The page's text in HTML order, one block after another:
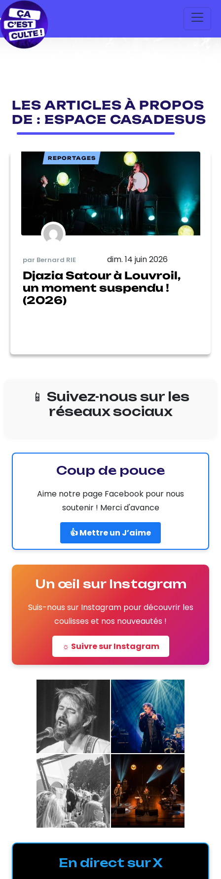
LES ARTICLES À PROPOS
DE : ESPACE CASADESUS
REPORTAGES
par Bernard RIE dim. 14 juin 2026
Djazia Satour à Louvroil,
un moment suspendu !
(2026)
📱 Suivez-nous sur les
réseaux sociaux
Coup de pouce
Aime notre page Facebook pour nous
soutenir ! Merci d'avance
👍 Mettre un J’aime
Un œil sur Instagram
Suis-nous sur Instagram pour découvrir les
coulisses et nos nouveautés !
☼ Suivre sur Instagram
En direct sur X